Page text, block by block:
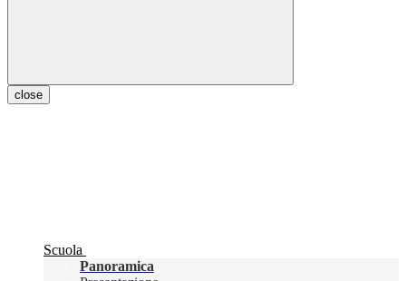
close
Scuola
Panoramica